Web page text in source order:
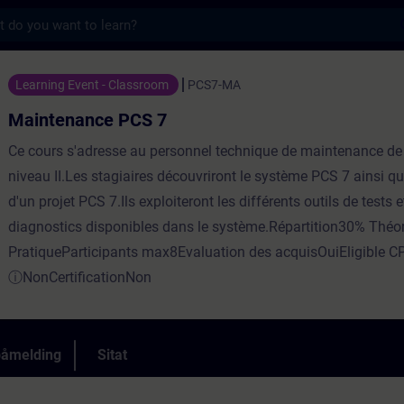
7 - Opplæring - Opplæring - Faglig
Learning Event - Classroom PCS7-MA
Maintenance PCS 7
Ce cours s'adresse au personnel technique de maintenance
niveau II.Les stagiaires découvriront le système PCS 7 ainsi
d'un projet PCS 7.Ils exploiteront les différents outils de tests
diagnostics disponibles dans le système.Répartition30%
PratiqueParticipants max8Evaluation des acquisOuiEligible
ⓘNonCertificationNon
Sitat